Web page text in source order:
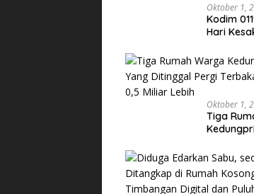
Oktober 1,
Kodim
Hari
Oktober 1,
Tiga
Kerugian